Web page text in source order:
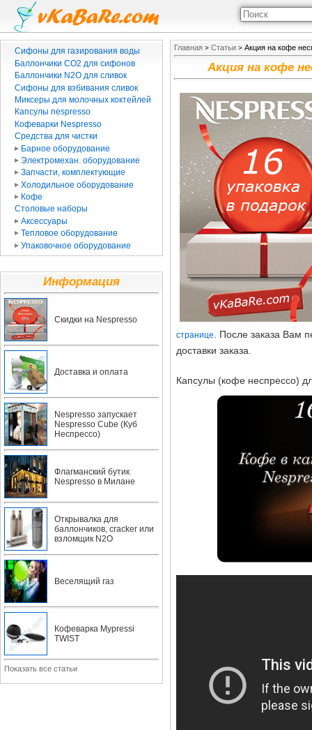
Сифоны для газирования воды
Баллончики CO2 для сифонов
Баллончики N2O для сливок
Сифоны для взбивания сливок
Миксеры для молочных коктейлей
Капсулы nespresso
Кофеварки Nespresso
Средства для чистки
Барное оборудование
Электромехан. оборудование
Запчасти, комплектующие
Холодильное оборудование
Кофе
Столовые наборы
Аксессуары
Тепловое оборудование
Упаковочное оборудование
Информация
Скидки на Nespresso
Доставка и оплата
Nespresso запускает
Nespresso Cube (Куб
Неспрессо)
Флагманский бутик
Nespresso в Милане
Открывалка для
баллончиков, cracker или
взломщик N2O
Веселящий газ
Кофеварка Mypressi
TWIST
Показать все статьи
Главная > Статьи > Акция на кофе
Акция на кофе
странице
. После заказа Вам
доставки заказа.
Капсулы (кофе неспрессо)